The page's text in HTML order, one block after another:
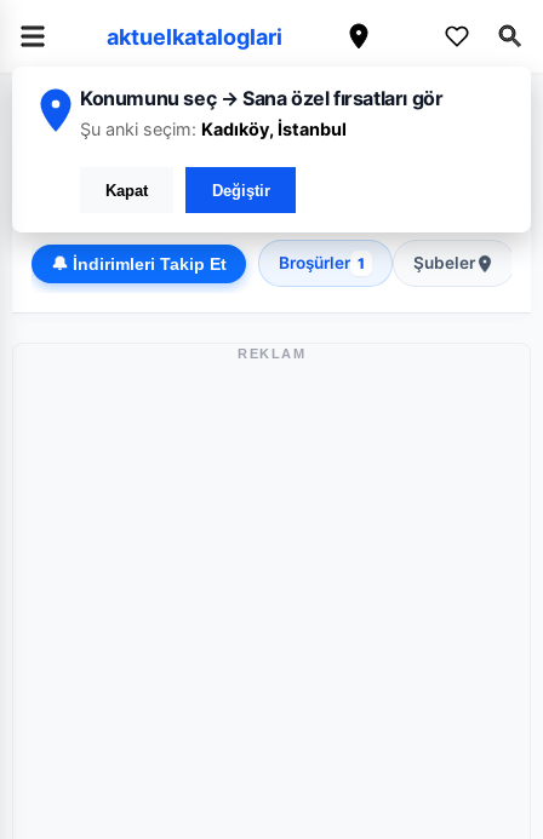
aktuelkataloglari
Konumunu seç → Sana özel fırsatları gör
Şu anki seçim: Kadıköy, İstanbul
Kapat Değiştir
Ana Sayfa/İzmir/Koop
Discount
🔔 İndirimleri Takip Et Broşürler 1 Şubeler
REKLAM